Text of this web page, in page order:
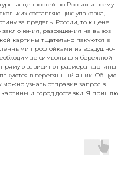
ценностей по России и всему
составляющих: упаковка,
за пределы России, то к цене
заключения, разрешения на вывоз
картины тщательно пакуются в
прослойками из воздушно-
символы для бережной
зависит от размера картины
в деревянный ящик. Общую
можно узнать отправив запрос в
и город доставки. Я пришлю